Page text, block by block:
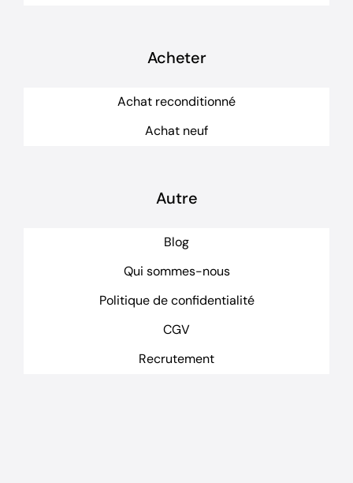
Acheter
Achat reconditionné
Achat neuf
Autre
Blog
Qui sommes-nous
Politique de confidentialité
CGV
Recrutement